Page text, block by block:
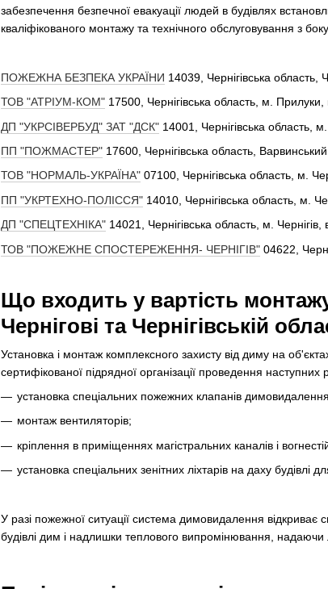
забезпечення безпечної евакуації людей в будівлях
кваліфікованого монтажу та технічного обслуговування з
ПОЖЕЖНА БЕЗПЕКА УКРАЇНИ 14039, Чернігівська область,
ТОВ "АТРІУМ-КОМ" 17500, Чернігівська область, м.
ДП "УКРСІВЕРБУД" ЗАТ "ДСК" 14001, Чернігівська область,
ПП "ПОЖМАСТЕР" 17600, Чернігівська область,
ТОВ "НОРМАЛЬ-УКРАЇНА" 07100, Чернігівська область, м.
ПП "УКРТЕХНО-ПОЛІССЯ" 14010, Чернігівська область, м.
ДП "СПЕЦТЕХНІКА" 14021, Чернігівська область, м. Чернігів,
ТОВ "ПОЖЕЖНЕ СПОСТЕРЕЖЕННЯ- ЧЕРНІГІВ" 04622,
Що входить у вартість
Чернігові та Чернігівській
Установка і монтаж комплексного захисту від диму на
сертифікованої підрядної організації проведення наступних
установка спеціальних пожежних клапанів
монтаж вентиляторів;
кріплення в приміщеннях магістральних каналів і
установка спеціальних зенітних ліхтарів на даху будівлі
У разі пожежної ситуації система димовидалення відкриває
будівлі дим і надлишки теплового випромінювання,